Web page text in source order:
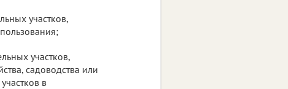
участков,
участков,
садоводства или
в